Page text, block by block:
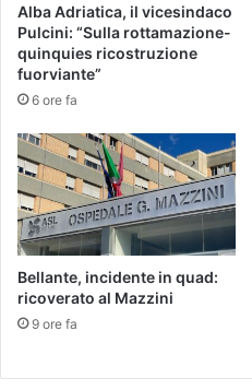
Alba Adriatica, il vicesindaco
Pulcini: “Sulla rottamazione-
quinquies ricostruzione
fuorviante”
6 ore fa
Bellante, incidente in quad:
ricoverato al Mazzini
9 ore fa